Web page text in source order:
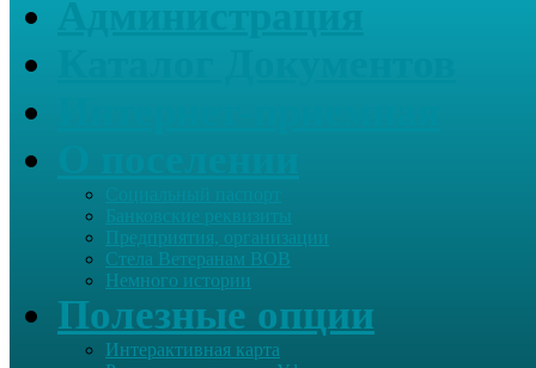
Банковские реквизиты
Предприятия, организации
Стела Ветеранам ВОВ
Немного истории
Полезные опции
Интерактивная карта